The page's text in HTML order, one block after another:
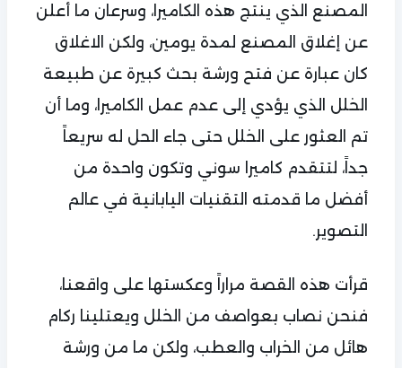
المصنع الذي ينتج هذه الكاميرا، وسرعان ما أعلن
عن إغلاق المصنع لمدة يومين، ولكن الاغلاق
كان عبارة عن فتح ورشة بحث كبيرة عن طبيعة
الخلل الذي يؤدي إلى عدم عمل الكاميرا، وما أن
تم العثور على الخلل حتى جاء الحل له سريعاً
جداً، لتتقدم كاميرا سوني وتكون واحدة من
أفضل ما قدمته التقنيات اليابانية في عالم
التصوير.
قرأت هذه القصة مراراً وعكستها على واقعنا،
فنحن نصاب بعواصف من الخلل ويعتلينا ركام
هائل من الخراب والعطب، ولكن ما من ورشة